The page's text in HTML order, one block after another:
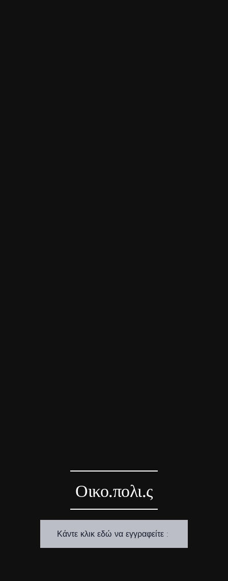
Οικο.πολι.ς
Κάντε κλικ εδώ να εγγραφείτε :